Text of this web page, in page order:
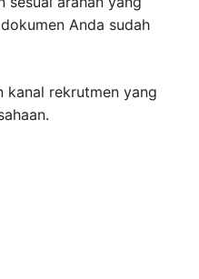
Anda sudah
kanal rekrutmen yang